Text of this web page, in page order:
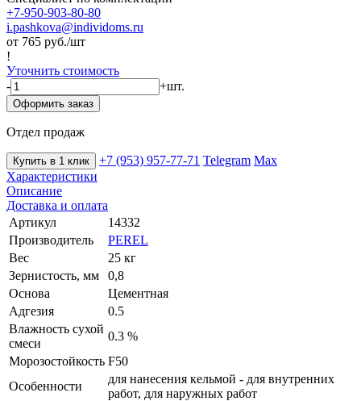
+7-950-903-80-80
i.pashkova@individoms.ru
от 765 руб./шт
!
Уточнить стоимость
-
+шт.
Оформить заказ
Отдел продаж
Купить в 1 клик +7 (953) 957-77-71 Telegram Max
Характеристики
Описание
Доставка и оплата
Артикул
14332
Производитель
PEREL
Вес
25 кг
Зернистость, мм
0,8
Основа
Цементная
Адгезия
0.5
Влажность сухой
смеси
0.3 %
Морозостойкость F50
Особенности
для нанесения кельмой - для внутренних
работ, для наружных работ